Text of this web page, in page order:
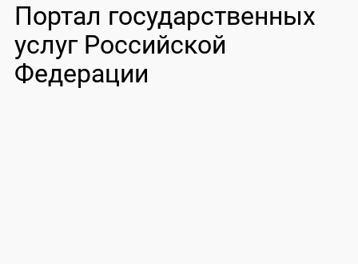
Портал государственных
услуг Российской
Федерации